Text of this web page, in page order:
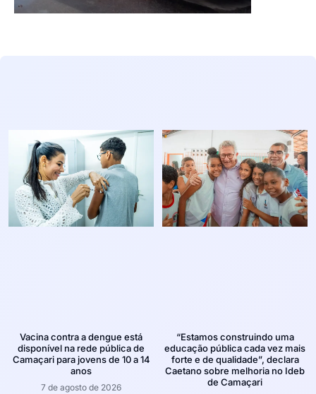
Vacina contra a dengue está
disponível na rede pública de
Camaçari para jovens de 10 a 14
anos
7 de agosto de 2026
“Estamos construindo uma
educação pública cada vez mais
forte e de qualidade”, declara
Caetano sobre melhoria no Ideb
de Camaçari